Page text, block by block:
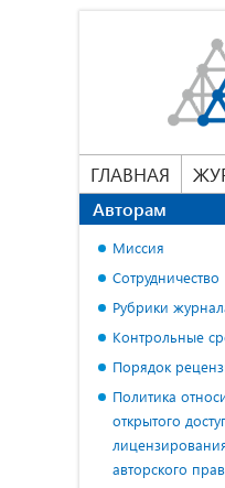
ГЛАВНАЯ
Авторам
Миссия
Сотрудничество
Рубрики
Контрольные
Порядок
Политика
открытого
авторского